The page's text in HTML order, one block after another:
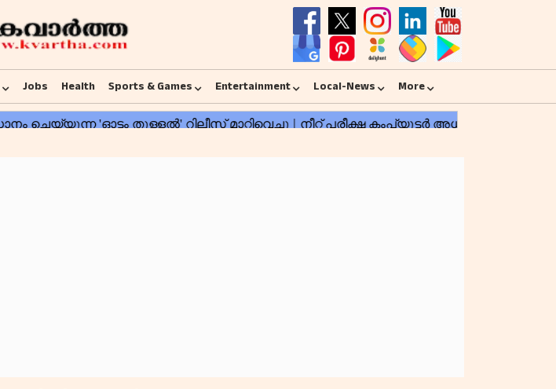
Jobs Health Sports & Games Entertainment Local-News More